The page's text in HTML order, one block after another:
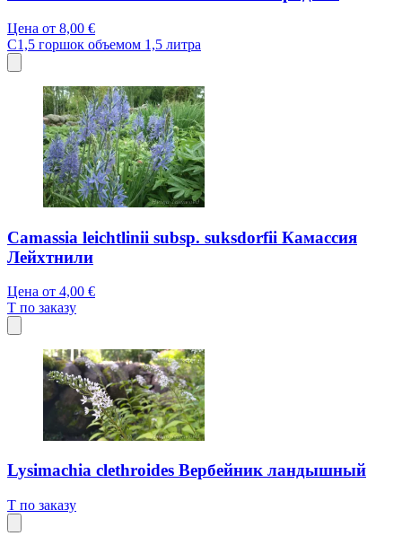
Цена от 8,00 €
C1,5 горшок объемом 1,5 литра
Camassia leichtlinii subsp. suksdorfii Камассия
Лейхтнили
Цена от 4,00 €
T по заказу
Lysimachia clethroides Вербейник ландышный
T по заказу